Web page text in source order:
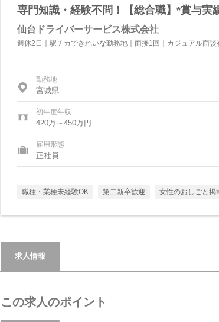
専門知識・経験不問！【総合職】*賞与実
仙台ドライバーサービス株式会社
週休2日｜駅チカできれいな勤務地｜面接1回｜カジュアル面談
勤務地
宮城県
初年度年収
420万～450万円
雇用形態
正社員
職種・業種未経験OK 第二新卒歓迎 女性のおしごと掲
求人情報
この求人のポイント